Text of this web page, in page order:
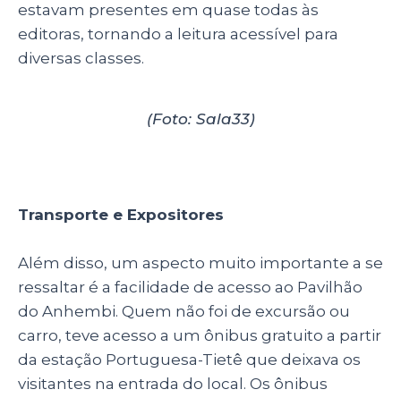
estavam presentes em quase todas às
editoras, tornando a leitura acessível para
diversas classes.
(Foto: Sala33)
Transporte e Expositores
Além disso, um aspecto muito importante a se
ressaltar é a facilidade de acesso ao Pavilhão
do Anhembi. Quem não foi de excursão ou
carro, teve acesso a um ônibus gratuito a partir
da estação Portuguesa-Tietê que deixava os
visitantes na entrada do local. Os ônibus